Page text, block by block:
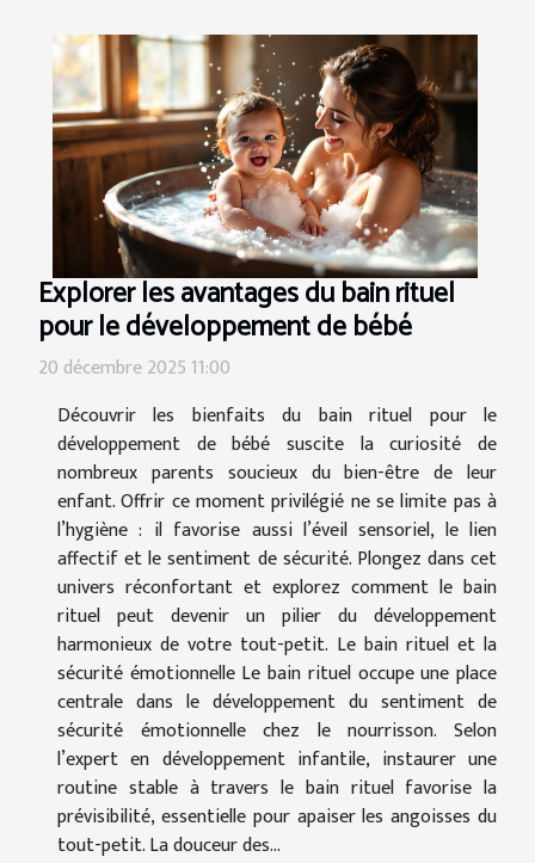
Explorer les avantages du bain rituel
pour le développement de bébé
20 décembre 2025 11:00
Découvrir les bienfaits du bain rituel pour le
développement de bébé suscite la curiosité de
nombreux parents soucieux du bien-être de leur
enfant. Offrir ce moment privilégié ne se limite pas à
l’hygiène : il favorise aussi l’éveil sensoriel, le lien
affectif et le sentiment de sécurité. Plongez dans cet
univers réconfortant et explorez comment le bain
rituel peut devenir un pilier du développement
harmonieux de votre tout-petit. Le bain rituel et la
sécurité émotionnelle Le bain rituel occupe une place
centrale dans le développement du sentiment de
sécurité émotionnelle chez le nourrisson. Selon
l’expert en développement infantile, instaurer une
routine stable à travers le bain rituel favorise la
prévisibilité, essentielle pour apaiser les angoisses du
tout-petit. La douceur des...